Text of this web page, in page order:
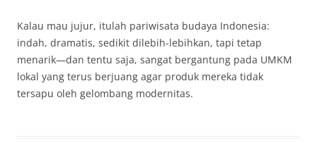
Kalau mau jujur, itulah pariwisata budaya Indonesia:
indah, dramatis, sedikit dilebih-lebihkan, tapi tetap
menarik—dan tentu saja, sangat bergantung pada UMKM
lokal yang terus berjuang agar produk mereka tidak
tersapu oleh gelombang modernitas.